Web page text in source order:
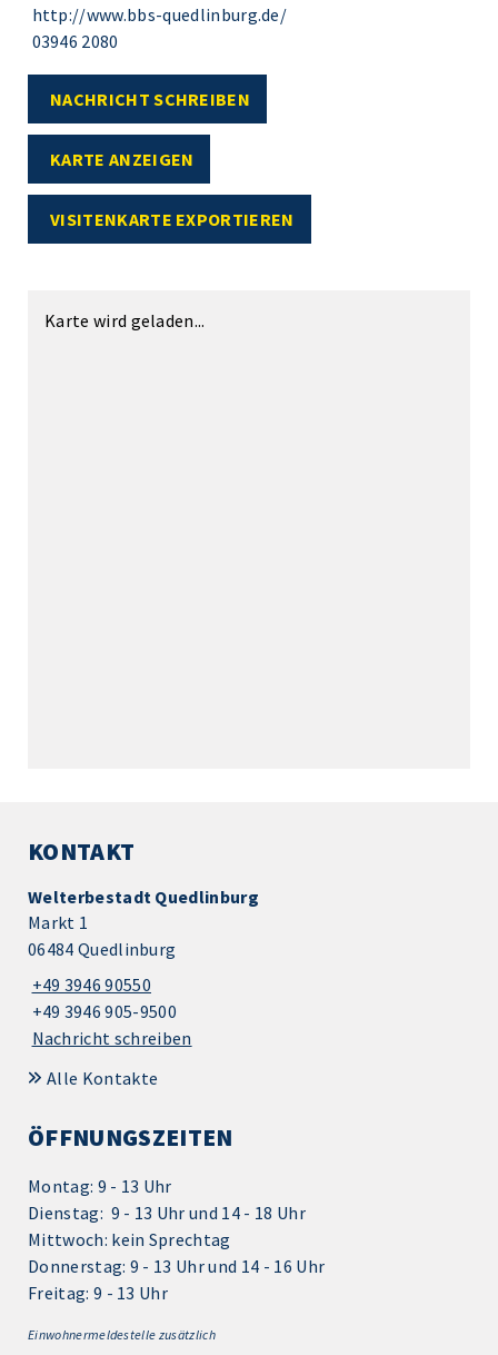
http://www.bbs-quedlinburg.de/
03946 2080
NACHRICHT SCHREIBEN
KARTE ANZEIGEN
VISITENKARTE EXPORTIEREN
Karte wird geladen...
KONTAKT
Welterbestadt Quedlinburg
Markt 1
06484 Quedlinburg
+49 3946 90550
+49 3946 905-9500
Nachricht schreiben
Alle Kontakte
ÖFFNUNGSZEITEN
Montag: 9 - 13 Uhr
Dienstag: 9 - 13 Uhr und 14 - 18 Uhr
Mittwoch: kein Sprechtag
Donnerstag: 9 - 13 Uhr und 14 - 16 Uhr
Freitag: 9 - 13 Uhr
Einwohnermeldestelle zusätzlich